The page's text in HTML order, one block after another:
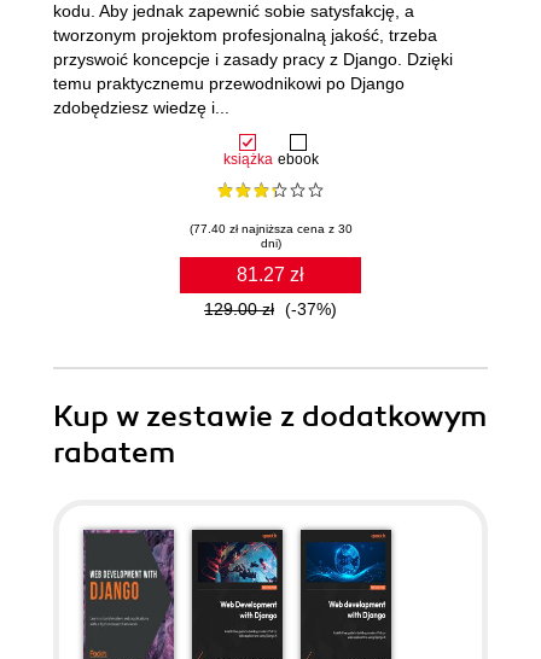
książka ebook
(77.40 zł najniższa cena z 30
dni)
81.27 zł
129.00 zł (-37%)
kodu. Aby jednak zapewnić sobie satysfakcję, a
tworzonym projektom profesjonalną jakość, trzeba
przyswoić koncepcje i zasady pracy z Django. Dzięki
temu praktycznemu przewodnikowi po Django
zdobędziesz wiedzę i...
Kup w zestawie z dodatkowym
rabatem